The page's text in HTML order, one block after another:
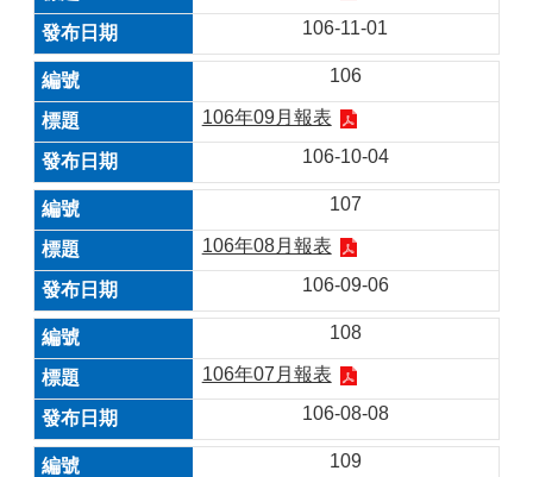
106-11-01
106
106年09月報表
106-10-04
107
106年08月報表
106-09-06
108
106年07月報表
106-08-08
109